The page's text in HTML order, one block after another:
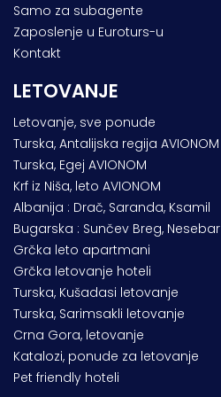
Samo za subagente
Zaposlenje u Euroturs-u
Kontakt
LETOVANJE
Letovanje, sve ponude
Turska, Antalijska regija AVIONOM
Turska, Egej AVIONOM
Krf iz Niša, leto AVIONOM
Albanija : Drač, Saranda, Ksamil
Bugarska : Sunčev Breg, Nesebar
Grčka leto apartmani
Grčka letovanje hoteli
Turska, Kušadasi letovanje
Turska, Sarimsakli letovanje
Crna Gora, letovanje
Katalozi, ponude za letovanje
Pet friendly hoteli